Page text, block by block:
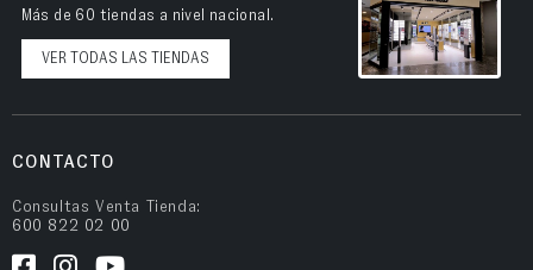
Más de 60 tiendas a nivel nacional.
VER TODAS LAS TIENDAS
CONTACTO
Consultas Venta Tienda:
600 822 02 00